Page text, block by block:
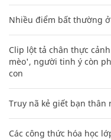
Nhiều điểm bất thường
Clip lột tả chân thực
mèo', người tinh ý còn
con
Truy nã kẻ giết bạn
Các công thức hóa học